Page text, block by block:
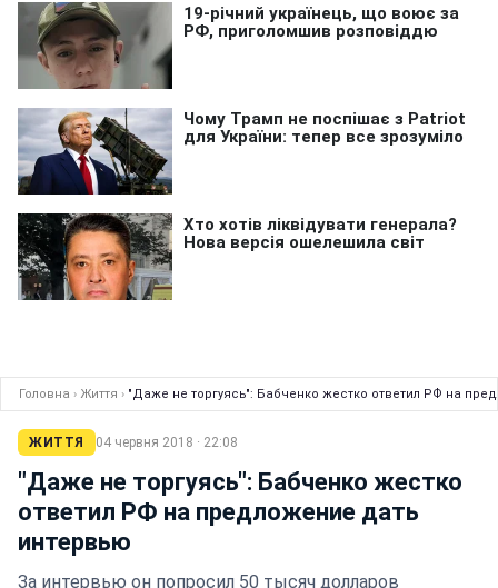
Головна › Життя › "Даже не торгуясь": Бабченко жестко ответил РФ на
ЖИТТЯ 04 червня 2018 · 22:08
"Даже не торгуясь": Бабченко жестко
ответил РФ на предложение дать
интервью
За интервью он попросил 50 тысяч долларов